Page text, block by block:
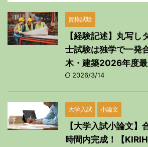
資格試験
【経験記述】丸写し
士試験は独学で一発
木・建築2026年度最
2026/3/14
大学入試 小論文
【大学入試小論文】
時間内完成！【